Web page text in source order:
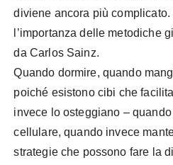
diviene ancora più
l’importanza delle metodiche
da Carlos Sainz.
Quando dormire, quando
poiché esistono cibi che
invece lo osteggiano –
cellulare, quando invece
strategie che possono fare la